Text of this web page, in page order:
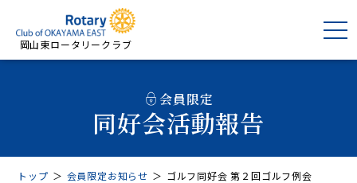
岡山東ロータリークラブ
会員限定
同好会活動報告
トップ ＞ 会員限定お知らせ ＞ ゴルフ同好会 第２回ゴルフ例会